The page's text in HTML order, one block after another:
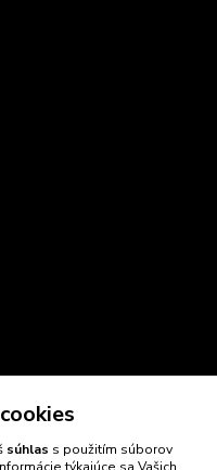
súhlas s použitím súborov
týkajúce sa Vašich